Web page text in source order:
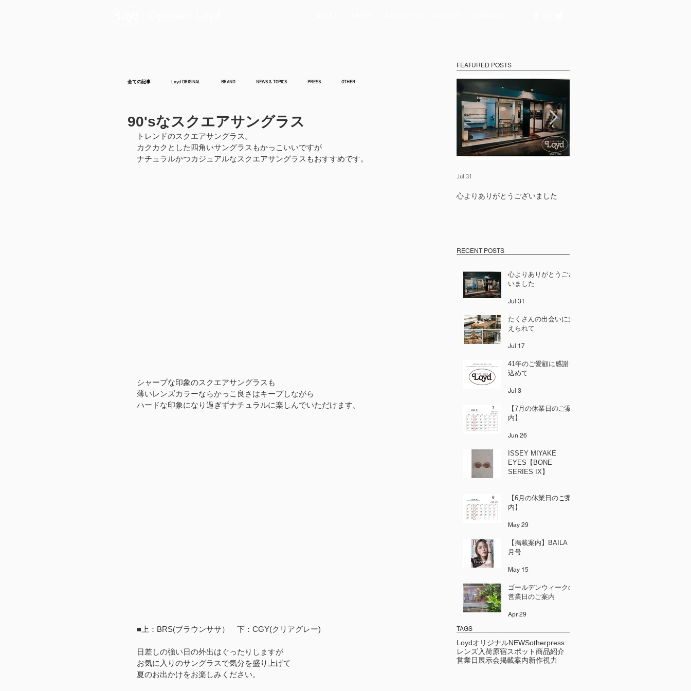
全ての記事 Loyd ORIGINAL BRAND NEWS & TOPICS PRESS OTHER
90'sなスクエアサングラス
トレンドのスクエアサングラス。
カクカクとした四角いサングラスもかっこいいですが
ナチュラルかつカジュアルなスクエアサングラスもおすすめです。
シャープな印象のスクエアサングラスも
薄いレンズカラーならかっこ良さはキープしながら
ハードな印象になり過ぎずナチュラルに楽しんでいただけます。
■上：BRS(ブラウンササ）　下：CGY(クリアグレー)
日差しの強い日の外出はぐったりしますが
お気に入りのサングラスで気分を盛り上げて
夏のお出かけをお楽しみください。
FEATURED POSTS
心よりありがとうございました
Jul 31
RECENT POSTS
心よりありがとうござ
いました
Jul 31
たくさんの出会いに支
えられて
Jul 17
41年のご愛顧に感謝を
込めて
Jul 3
【7月の休業日のご案
内】
Jun 26
ISSEY MIYAKE
EYES【BONE
SERIES IX】
【6月の休業日のご案
内】
May 29
【掲載案内】BAILA 6
月号
May 15
ゴールデンウィークの
営業日のご案内
Apr 29
TAGS
LoydオリジナルNEWSotherpress
レンズ入荷原宿スポット商品紹介
営業日 展示会掲載案内新作視力